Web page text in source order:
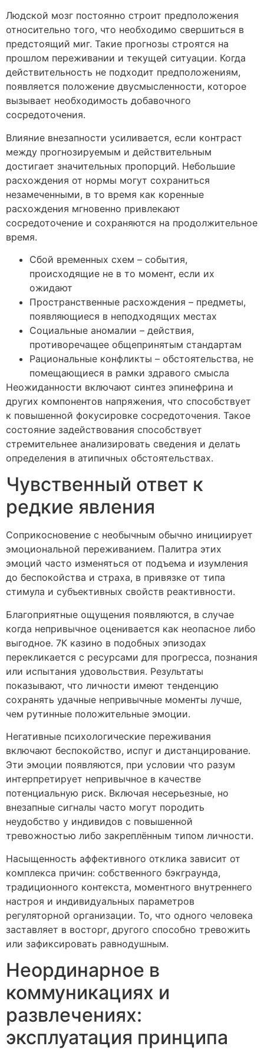
Людской мозг постоянно строит предположения
относительно того, что необходимо свершиться в
предстоящий миг. Такие прогнозы строятся на
прошлом переживании и текущей ситуации. Когда
действительность не подходит предположениям,
появляется положение двусмысленности, которое
вызывает необходимость добавочного
сосредоточения.
Влияние внезапности усиливается, если контраст
между прогнозируемым и действительным
достигает значительных пропорций. Небольшие
расхождения от нормы могут сохраниться
незамеченными, в то время как коренные
расхождения мгновенно привлекают
сосредоточение и сохраняются на продолжительное
время.
Сбой временных схем – события,
происходящие не в то момент, если их
ожидают
Пространственные расхождения – предметы,
появляющиеся в неподходящих местах
Социальные аномалии – действия,
противоречащее общепринятым стандартам
Рациональные конфликты – обстоятельства, не
помещающиеся в рамки здравого смысла
Неожиданности включают синтез эпинефрина и
других компонентов напряжения, что способствует
к повышенной фокусировке сосредоточения. Такое
состояние задействования способствует
стремительнее анализировать сведения и делать
определения в атипичных обстоятельствах.
Чувственный ответ к
редкие явления
Соприкосновение с необычным обычно инициирует
эмоциональной переживанием. Палитра этих
эмоций часто изменяться от подъема и изумления
до беспокойства и страха, в привязке от типа
стимула и субъективных свойств реактивности.
Благоприятные ощущения появляются, в случае
когда непривычное оценивается как неопасное либо
выгодное. 7К казино в подобных эпизодах
перекликается с ресурсами для прогресса, познания
или испытания удовольствия. Результаты
показывают, что личности имеют тенденцию
сохранять удачные непривычные моменты лучше,
чем рутинные положительные эмоции.
Негативные психологические переживания
включают беспокойство, испуг и дистанцирование.
Эти эмоции появляются, при условии что разум
интерпретирует непривычное в качестве
потенциальную риск. Включая несерьезные, но
внезапные сигналы часто могут породить
неудобство у индивидов с повышенной
тревожностью либо закреплённым типом личности.
Насыщенность аффективного отклика зависит от
комплекса причин: собственного бэкграунда,
традиционного контекста, моментного внутреннего
настроя и индивидуальных параметров
регуляторной организации. То, что одного человека
заставляет в восторг, другого способно тревожить
или зафиксировать равнодушным.
Неординарное в
коммуникациях и
развлечениях:
эксплуатация принципа